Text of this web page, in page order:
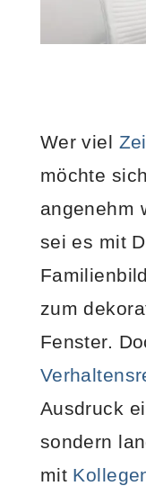
Wer viel
möchte
angenehm
sei es mit
zum
Fenster.
Ausdruck
sondern
mit